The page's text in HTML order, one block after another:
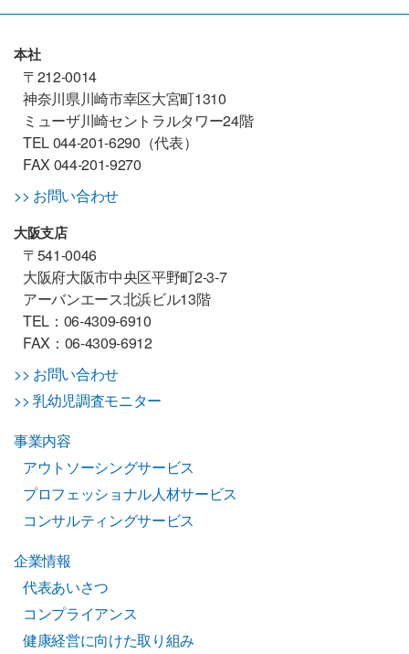
本社
〒212-0014
神奈川県川崎市幸区大宮町1310
ミューザ川崎セントラルタワー24階
TEL 044-201-6290（代表）
FAX 044-201-9270
>> お問い合わせ
大阪支店
〒541-0046
大阪府大阪市中央区平野町2-3-7
アーバンエース北浜ビル13階
TEL：06-4309-6910
FAX：06-4309-6912
>> お問い合わせ
>> 乳幼児調査モニター
事業内容
アウトソーシングサービス
プロフェッショナル人材サービス
コンサルティングサービス
企業情報
代表あいさつ
コンプライアンス
健康経営に向けた取り組み